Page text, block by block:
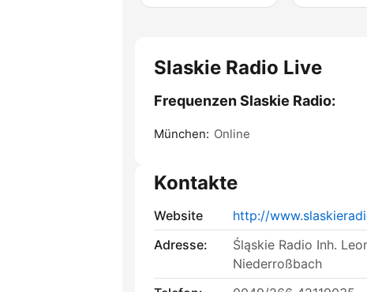
Slaskie Radio Live
Frequenzen Slaskie Radio:
München: Online
Kontakte
Website
http://
Adresse:
Śląskie Radio Inh.
Niederroßbach